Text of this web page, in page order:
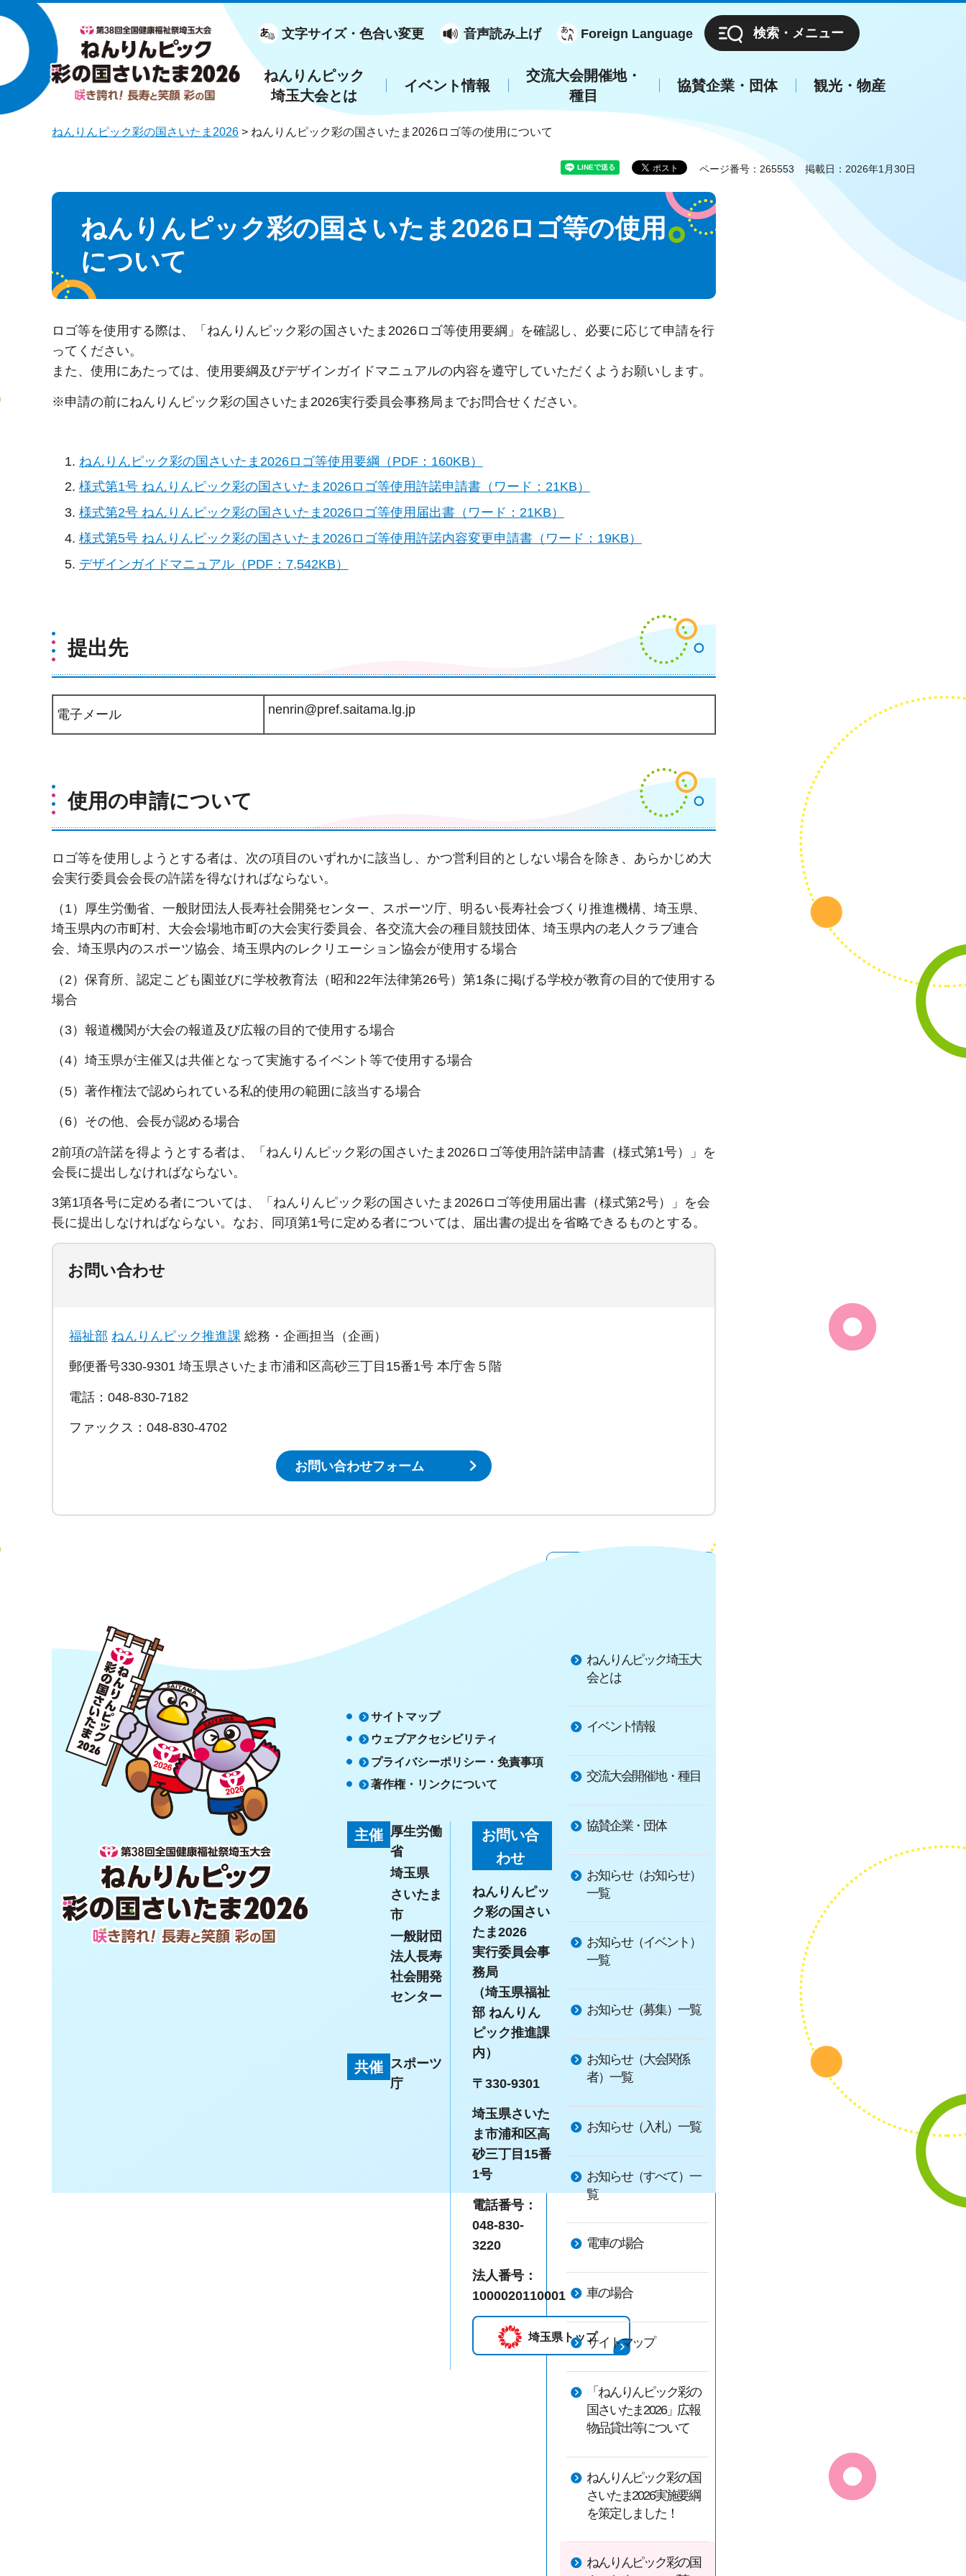
第38回全国健康福祉祭埼玉大会
ねんりんピック 彩の国さいたま
2026 咲き誇れ！長寿と笑顔 彩の
文字サイズ・色合い変更 音声読み上げ Foreign Language 検索・メニュー
ねんりんピック
埼玉大会とは
イベント情報
交流大会開催地・
種目
協賛企業・団体 観光・物産
ねんりんピック彩の国さいたま2026 > ねんりんピック彩の国さいたま2026ロゴ等の使用について
ページ番号：265553 掲載日：2026年1月30日
ねんりんピック彩の国さいたま2026ロゴ等の使用
について
ロゴ等を使用する際は、「ねんりんピック彩の国さいたま2026ロゴ等使用要綱」を確認し、必要に応じて申請を行
ってください。
また、使用にあたっては、使用要綱及びデザインガイドマニュアルの内容を遵守していただくようお願いします。
※申請の前にねんりんピック彩の国さいたま2026実行委員会事務局までお問合せください。
ねんりんピック彩の国さいたま2026ロゴ等使用要綱（PDF：160KB）
様式第1号 ねんりんピック彩の国さいたま2026ロゴ等使用許諾申請書（ワード：21KB）
様式第2号 ねんりんピック彩の国さいたま2026ロゴ等使用届出書（ワード：21KB）
様式第5号 ねんりんピック彩の国さいたま2026ロゴ等使用許諾内容変更申請書（ワード：19KB）
デザインガイドマニュアル（PDF：7,542KB）
提出先
電子メール nenrin@pref.saitama.lg.jp
使用の申請について
ロゴ等を使用しようとする者は、次の項目のいずれかに該当し、かつ営利目的としない場合を除き、あらかじめ大
会実行委員会会長の許諾を得なければならない。
（1）厚生労働省、一般財団法人長寿社会開発センター、スポーツ庁、明るい長寿社会づくり推進機構、埼玉県、
埼玉県内の市町村、大会会場地市町の大会実行委員会、各交流大会の種目競技団体、埼玉県内の老人クラブ連合
会、埼玉県内のスポーツ協会、埼玉県内のレクリエーション協会が使用する場合
（2）保育所、認定こども園並びに学校教育法（昭和22年法律第26号）第1条に掲げる学校が教育の目的で使用する
場合
（3）報道機関が大会の報道及び広報の目的で使用する場合
（4）埼玉県が主催又は共催となって実施するイベント等で使用する場合
（5）著作権法で認められている私的使用の範囲に該当する場合
（6）その他、会長が認める場合
2前項の許諾を得ようとする者は、「ねんりんピック彩の国さいたま2026ロゴ等使用許諾申請書（様式第1号）」を
会長に提出しなければならない。
3第1項各号に定める者については、「ねんりんピック彩の国さいたま2026ロゴ等使用届出書（様式第2号）」を会
長に提出しなければならない。なお、同項第1号に定める者については、届出書の提出を省略できるものとする。
お問い合わせ
福祉部 ねんりんピック推進課 総務・企画担当（企画）
郵便番号330-9301 埼玉県さいたま市浦和区高砂三丁目15番1号 本庁舎５階
電話：048-830-7182
ファックス：048-830-4702
お問い合わせフォーム
ねんりんピック埼玉大
会とは
イベント情報
交流大会開催地・種目
協賛企業・団体
お知らせ（お知らせ）
一覧
お知らせ（イベント）
一覧
お知らせ（募集）一覧
お知らせ（大会関係
者）一覧
お知らせ（入札）一覧
お知らせ（すべて）一
覧
電車の場合
車の場合
サイトマップ
「ねんりんピック彩の
国さいたま2026」広報
物品貸出等について
ねんりんピック彩の国
さいたま2026実施要綱
を策定しました！
ねんりんピック彩の国
第38回全国健康福祉祭埼玉大会 ねんりん
ピック 彩の国さいたま2026 咲き誇れ！長
寿と笑顔 彩の国
サイトマップ
ウェブアクセシビリティ
プライバシーポリシー・免責事項
著作権・リンクについて
主催 厚生労働
省
埼玉県
さいたま
市
一般財団
法人長寿
社会開発
センター
共催
スポーツ
庁
お問い合
わせ
ねんりんピッ
ク彩の国さい
たま2026
実行委員会事
務局
（埼玉県福祉
部 ねんりん
ピック推進課
内）
〒330-9301
埼玉県さいた
ま市浦和区高
砂三丁目15番
1号
電話番号：
048-830-
3220
法人番号：
1000020110001
埼玉県トップ